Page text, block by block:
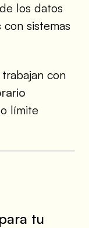
los datos
sistemas
con
límite
tu